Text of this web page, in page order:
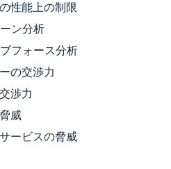
性能上の制限
ン分析
フォース分析
の交渉力
渉力
威
ービスの脅威